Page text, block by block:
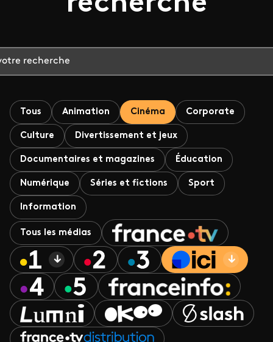
Tous Animation Cinéma Corporate
Culture Divertissement et jeux
Documentaires et magazines Éducation
Numérique Séries et fictions Sport
Information
Tous les médias